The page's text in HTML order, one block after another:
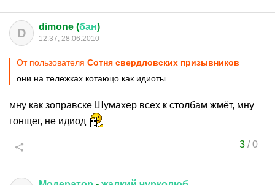
D dimone (бан)
12:37, 28.06.2010
От пользователя Сотня свердловских призывников
они на тележках котаюцо как идиоты
мну как зоправске Шумахер всех к столбам жмёт, мну
гонщег, не идиод
3/0